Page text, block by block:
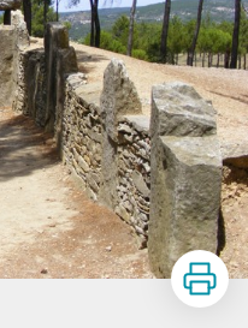
Print